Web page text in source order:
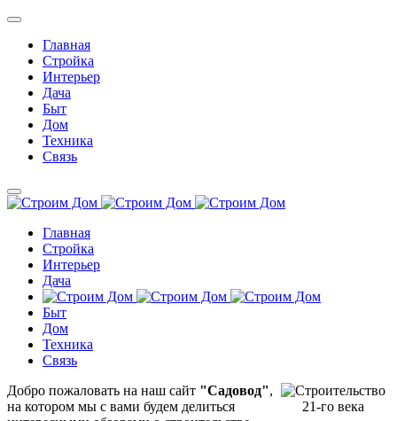
Главная
Стройка
Интерьер
Дача
Быт
Дом
Техника
Связь
Главная
Стройка
Интерьер
Дача
Быт
Дом
Техника
Связь
Добро пожаловать на наш сайт "Садовод",
на котором мы с вами будем делиться